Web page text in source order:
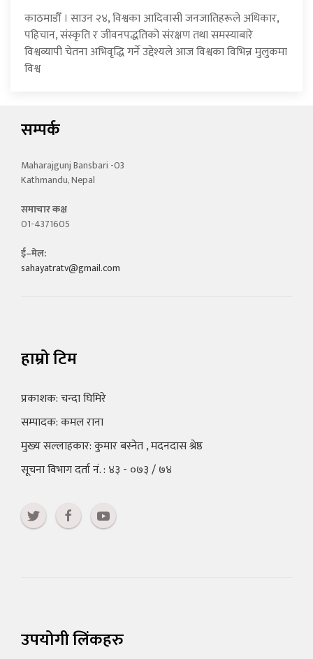
काठमाडौँ । साउन २४, विश्वका आदिवासी जनजातिहरूले अधिकार,
पहिचान, संस्कृति र जीवनपद्धतिको संरक्षण तथा समस्याबारे
विश्वव्यापी चेतना अभिवृद्धि गर्ने उद्देश्यले आज विश्वका विभिन्न मुलुकमा
विश्व
सम्पर्क
Maharajgunj Bansbari -03
Kathmandu, Nepal
समाचार कक्ष
01-4371605
ई–मेल:
sahayatratv@gmail.com
हाम्रो टिम
प्रकाशक: चन्दा घिमिरे
सम्पादक: कमल राना
मुख्य सल्लाहकार: कुमार बस्नेत , मदनदास श्रेष्ठ
सूचना विभाग दर्ता नं. : ४३ - ०७३ / ७४
उपयोगी लिंकहरु